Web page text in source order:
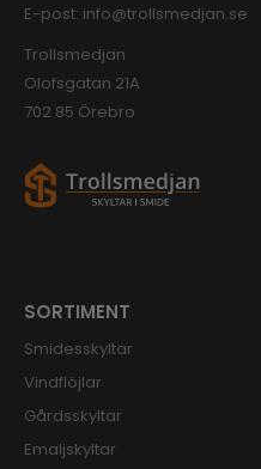
E-post: info@trollsmedjan.se
Trollsmedjan
Olofsgatan 21A
702 85 Örebro
SORTIMENT
Smidesskyltar
Vindflöjlar
Gårdsskyltar
Emaljskyltar